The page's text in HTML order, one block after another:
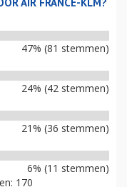
47% (81 stemmen)
24% (42 stemmen)
21% (36 stemmen)
6% (11 stemmen)
170